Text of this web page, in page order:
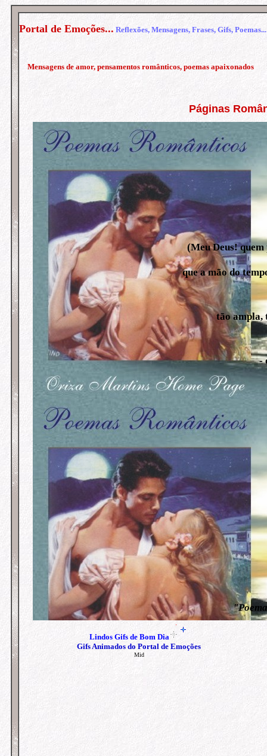
Portal de Emoções... Reflexões, Mensagens, Frases, Gifs, Poemas...
Mensagens de amor, pensamentos românticos, poemas apaixonados
Páginas
(Meu Deus!
que a mão do
tão ampla,
-
Lindos Gifs de Bom Dia
Gifs Animados do Portal de Emoções
Mid